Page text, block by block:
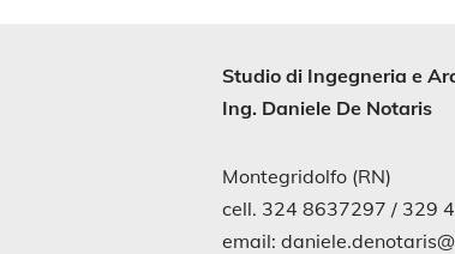
Studio di Ingegneria e
Ing. Daniele De Notaris
Montegridolfo (RN)
cell. 324 8637297 / 329
email: